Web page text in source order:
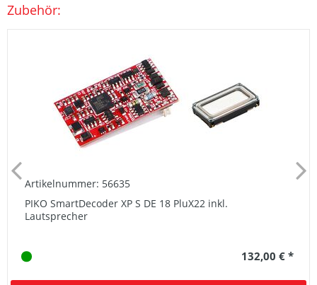
Zubehör:
Artikelnummer: 56635
PIKO SmartDecoder XP S DE 18 PluX22 inkl.
Lautsprecher
132,00 € *